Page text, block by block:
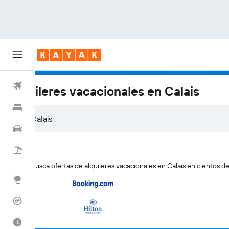
Vuelos
Alquileres vacacionales en Calais
KAYAK busca ofertas de alquileres vacacionales en Calais en cientos de